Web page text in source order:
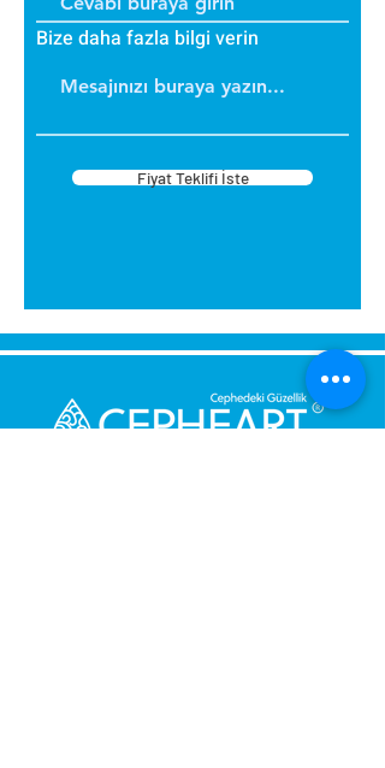
Bize daha fazla bilgi verin
Fiyat Teklifi İste